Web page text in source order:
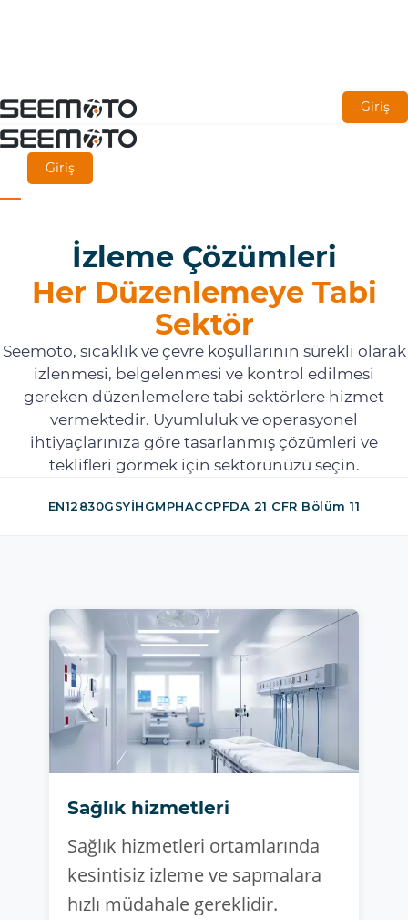
Ana
içeriğe
Giriş
Giriş
İzleme Çözümleri
Her Düzenlemeye Tabi
Sektör
Seemoto, sıcaklık ve çevre koşullarının sürekli olarak
izlenmesi, belgelenmesi ve kontrol edilmesi
gereken düzenlemelere tabi sektörlere hizmet
vermektedir. Uyumluluk ve operasyonel
ihtiyaçlarınıza göre tasarlanmış çözümleri ve
teklifleri görmek için sektörünüzü seçin.
EN12830GSYİHGMPHACCPFDA 21 CFR Bölüm 11
Sağlık hizmetleri
Sağlık hizmetleri ortamlarında
kesintisiz izleme ve sapmalara
hızlı müdahale gereklidir.